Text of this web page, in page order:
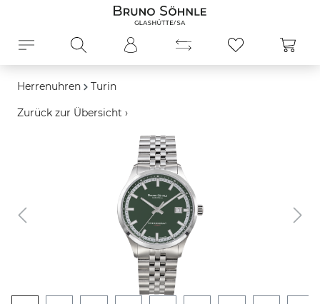
Herrenuhren Turin
Zurück zur Übersicht ›
Bildergalerie überspringen